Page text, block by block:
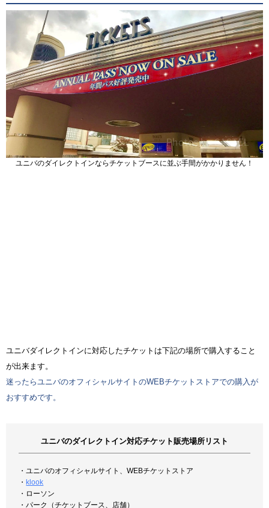
ユニバのダイレクトインならチケットブースに並ぶ手間がかかりません！
ユニバダイレクトインに対応したチケットは下記の場所で購入すること
が出来ます。
迷ったらユニバのオフィシャルサイトのWEBチケットストアでの購入が
おすすめです。
ユニバのダイレクトイン対応チケット販売場所リスト
・ユニバのオフィシャルサイト、WEBチケットストア
・ klook
・ローソン
・パーク（チケットブース、店舗）